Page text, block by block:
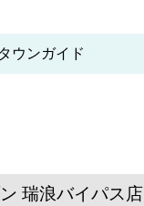
ウンガイド
瑞浪バイパス店